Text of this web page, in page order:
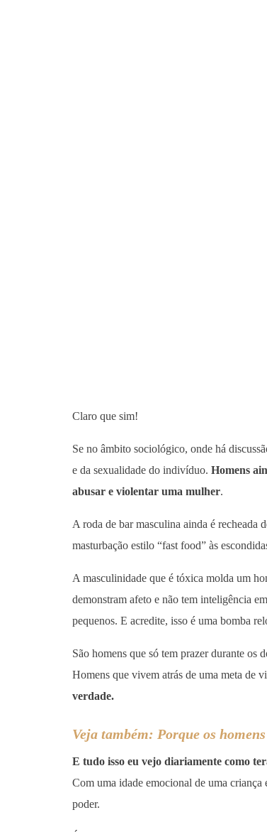
Claro que sim!
Se no âmbito sociológico, onde há
e da sexualidade do indivíduo. Homens
abusar e violentar uma mulher.
A roda de bar masculina ainda é recheada
masturbação estilo “fast food” às
A masculinidade que é tóxica molda um
demonstram afeto e não tem inteligência
pequenos. E acredite, isso é uma bomba
São homens que só tem prazer durante os
Homens que vivem atrás de uma meta de
verdade.
Veja também: Porque os
E tudo isso eu vejo diariamente como
Com uma idade emocional de uma
poder.